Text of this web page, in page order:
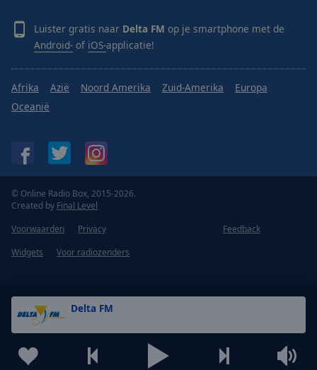
Delta FM
Luister gratis naar Delta FM op je smartphone met de
Android- of iOS-applicatie!
Afrika Azië Noord Amerika Zuid-Amerika
Europa
Oceanië
© Online Radio Box, 2015-2026.
Created by Final Level
Voorwaarden
Privacy
Feedback
Widgets
Voor radiozenders